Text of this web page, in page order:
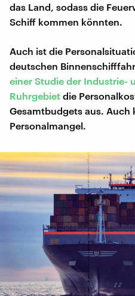
das Land, sodass die
Schiff kommen könnten.
Auch ist die
deutschen
einer Studie der Industrie-
Ruhrgebiet die
Gesamtbudgets aus. Auch
Personalmangel.